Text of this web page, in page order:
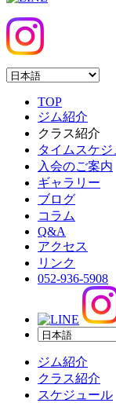
TOP
ジム紹介
クラス紹介
タイムスケ
入会のご案内
ギャラリー
ブログ
コラム
Q&A
アクセス
リンク
052-936-5908
ジム紹介
クラス紹介
スケジュール